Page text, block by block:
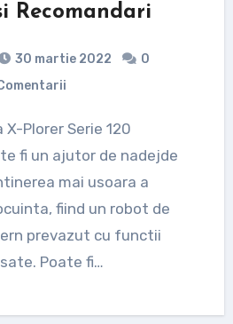
Recomandari
30 martie 2022
0
fi un ajutor de nadejde
mai usoara a
fiind un robot de
prevazut cu functii
Poate fi…